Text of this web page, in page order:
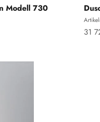
Modell 730
31